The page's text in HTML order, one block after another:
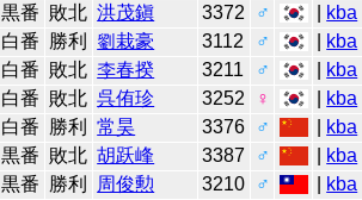
黒番 敗北 洪茂鎭 3372 ♂ kba
白番 勝利 劉栽豪 3112 ♂ kba
白番 敗北 李春揆 3211 ♂ kba
白番 敗北 呉侑珍 3252 ♀ kba
白番 勝利 常昊 3376 ♂ kba
黒番 敗北 胡跃峰 3387 ♂ kba
黒番 勝利 周俊勲 3210 ♂ kba